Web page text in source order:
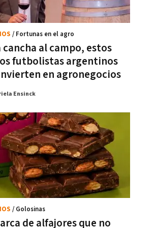
cancha al campo, estos
futbolistas argentinos
en agronegocios
/ Fortunas en el agro
Ensinck
de alfajores que no
/ Golosinas